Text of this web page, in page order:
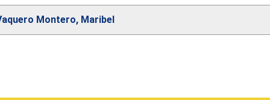
Montero, Maribel